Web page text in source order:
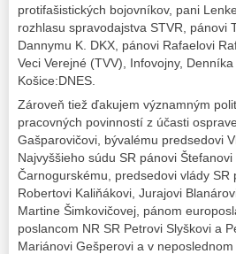
protifašistických bojovníkov, pani
rozhlasu spravodajstva STVR, pánovi
Dannymu K. DKX, pánovi Rafaelovi
Veci Verejné (TVV), Infovojny,
Košice:DNES.
Zároveň tiež ďakujem významným
pracovných povinností z účasti
Gašparovičovi, bývalému predsedovi
Najvyššieho súdu SR pánovi
Čarnogurskému, predsedovi vlády
Robertovi Kaliňákovi, Jurajovi
Martine Šimkovičovej, pánom
poslancom NR SR Petrovi Slyškovi a
Mariánovi Gešperovi a v